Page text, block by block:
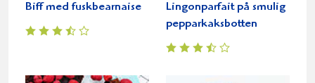
Biff med fuskbearnaise
Lingonparfait på smulig
pepparkaksbotten